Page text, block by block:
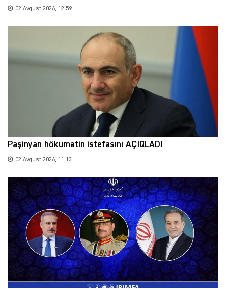
02 Avqust 2026, 12:59
Paşinyan hökumətin istefasını AÇIQLADI
02 Avqust 2026, 11:13